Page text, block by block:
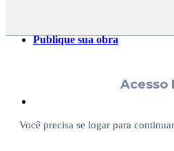
Publique sua obra
Acesso
Você precisa se logar para